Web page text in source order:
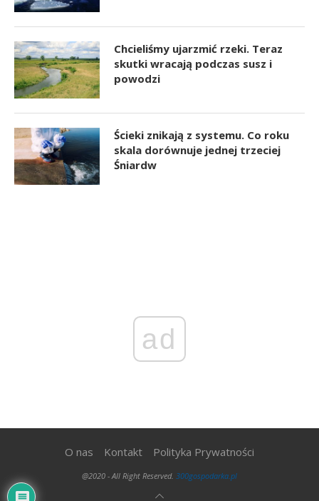
Chcieliśmy ujarzmić rzeki. Teraz
skutki wracają podczas susz i
powodzi
Ścieki znikają z systemu. Co roku
skala dorównuje jednej trzeciej
Śniardw
ad
O nas Kontakt Polityka Prywatności
@2020 - All Right Reserved. 300gospodarka.pl